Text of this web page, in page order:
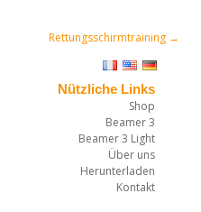
Rettungsschirmtraining →
Nützliche Links
Shop
Beamer 3
Beamer 3 Light
Über uns
Herunterladen
Kontakt